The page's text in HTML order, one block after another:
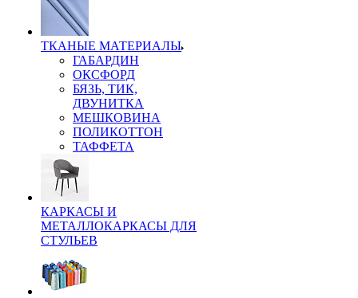
ТКАНЫЕ МАТЕРИАЛЫ
ГАБАРДИН
ОКСФОРД
БЯЗЬ, ТИК,
ДВУНИТКА
МЕШКОВИНА
ПОЛИКОТТОН
ТАФФЕТА
КАРКАСЫ И
МЕТАЛЛОКАРКАСЫ ДЛЯ
СТУЛЬЕВ